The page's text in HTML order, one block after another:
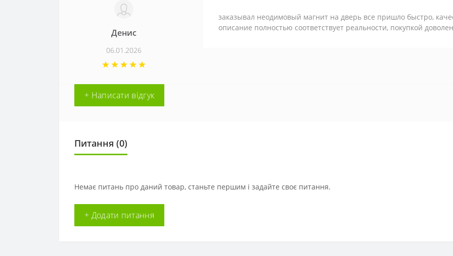
Денис
06.01.2026
заказывал неодимовый магнит на дверь все пришло быстро,
описание полностью соответствует реальности, покупкой
+ Написати відгук
Питання (0)
Немає питань про даний товар, станьте першим і задайте своє питання.
+ Додати питання